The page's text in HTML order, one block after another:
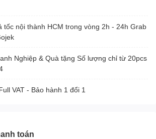
tốc nội thành HCM trong vòng 2h - 24h Grab
Nghiệp & Quà tặng Số lượng chỉ từ 20pcs
VAT - Bảo hành 1 đổi 1
toán